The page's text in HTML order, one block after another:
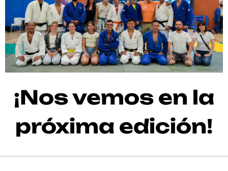
¡Nos vemos en la
próxima edición!